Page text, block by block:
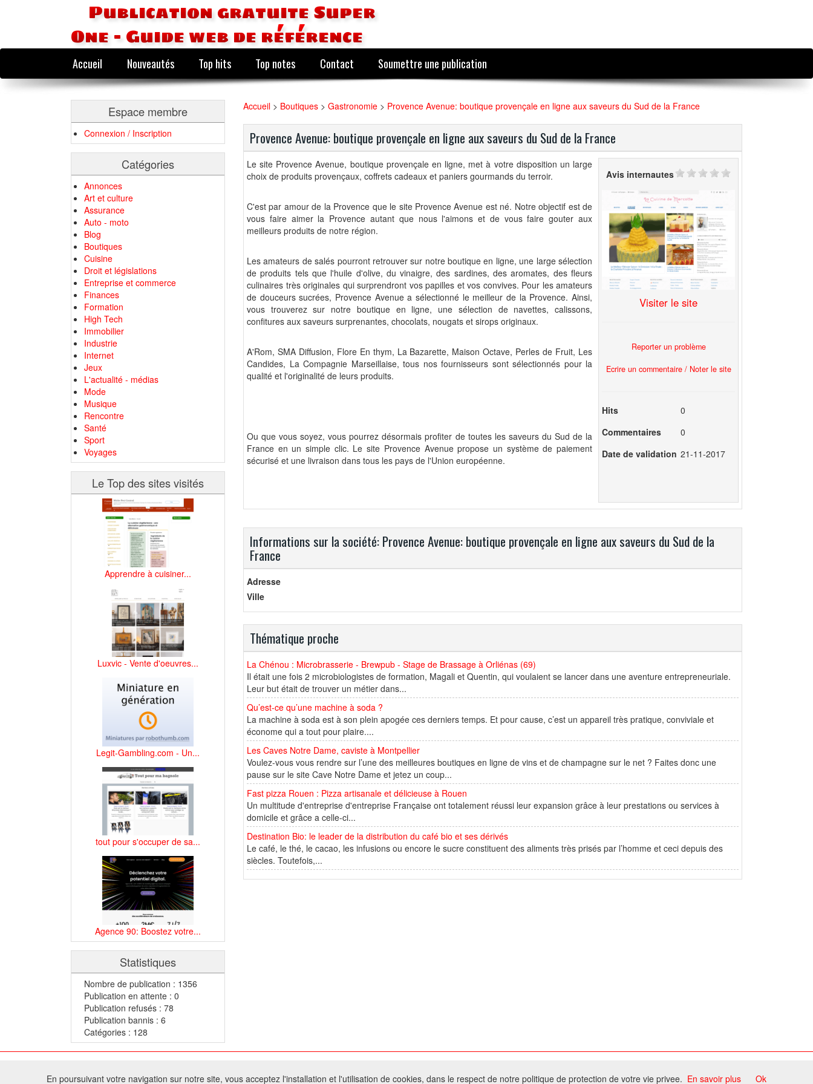
Publication gratuite Super
One - Guide web de référence
Accueil Nouveautés Top hits Top notes Contact Soumettre une publication
Espace membre
Connexion / Inscription
Catégories
Annonces
Art et culture
Assurance
Auto - moto
Blog
Boutiques
Cuisine
Droit et législations
Entreprise et commerce
Finances
Formation
High Tech
Immobilier
Industrie
Internet
Jeux
L'actualité - médias
Mode
Musique
Rencontre
Santé
Sport
Voyages
Le Top des sites visités
Apprendre à cuisiner...
Luxvic - Vente d'oeuvres...
Legit-Gambling.com - Un...
tout pour s'occuper de sa...
Agence 90: Boostez votre...
Statistiques
Nombre de publication : 1356
Publication en attente : 0
Publication refusés : 78
Publication bannis : 6
Catégories : 128
Accueil > Boutiques > Gastronomie > Provence Avenue: boutique provençale en ligne aux saveurs du Sud de la France
Provence Avenue: boutique provençale en ligne aux saveurs du Sud de la France
Le site Provence Avenue, boutique provençale en ligne, met à votre disposition un large
choix de produits provençaux, coffrets cadeaux et paniers gourmands du terroir.
C'est par amour de la Provence que le site Provence Avenue est né. Notre objectif est de
vous faire aimer la Provence autant que nous l'aimons et de vous faire gouter aux
meilleurs produits de notre région.
Les amateurs de salés pourront retrouver sur notre boutique en ligne, une large sélection
de produits tels que l'huile d'olive, du vinaigre, des sardines, des aromates, des fleurs
culinaires très originales qui surprendront vos papilles et vos convives. Pour les amateurs
de douceurs sucrées, Provence Avenue a sélectionné le meilleur de la Provence. Ainsi,
vous trouverez sur notre boutique en ligne, une sélection de navettes, calissons,
confitures aux saveurs surprenantes, chocolats, nougats et sirops originaux.
A'Rom, SMA Diffusion, Flore En thym, La Bazarette, Maison Octave, Perles de Fruit, Les
Candides, La Compagnie Marseillaise, tous nos fournisseurs sont sélectionnés pour la
qualité et l'originalité de leurs produits.
Ou que vous soyez, vous pourrez désormais profiter de toutes les saveurs du Sud de la
France en un simple clic. Le site Provence Avenue propose un système de paiement
sécurisé et une livraison dans tous les pays de l'Union européenne.
Avis internautes
Visiter le site
Reporter un problème
Ecrire un commentaire / Noter le site
Hits
0
Commentaires
0
Date de validation 21-11-2017
Informations sur la société: Provence Avenue: boutique provençale en ligne aux saveurs du Sud de la
France
Adresse
Ville
Thématique proche
La Chénou : Microbrasserie - Brewpub - Stage de Brassage à Orliénas (69)
Il était une fois 2 microbiologistes de formation, Magali et Quentin, qui voulaient se lancer dans une aventure entrepreneuriale.
Leur but était de trouver un métier dans...
Qu’est-ce qu’une machine à soda ?
La machine à soda est à son plein apogée ces derniers temps. Et pour cause, c’est un appareil très pratique, conviviale et
économe qui a tout pour plaire....
Les Caves Notre Dame, caviste à Montpellier
Voulez-vous vous rendre sur l’une des meilleures boutiques en ligne de vins et de champagne sur le net ? Faites donc une
pause sur le site Cave Notre Dame et jetez un coup...
Fast pizza Rouen : Pizza artisanale et délicieuse à Rouen
Un multitude d'entreprise d'entreprise Française ont totalement réussi leur expansion grâce à leur prestations ou services à
domicile et grâce a celle-ci...
Destination Bio: le leader de la distribution du café bio et ses dérivés
Le café, le thé, le cacao, les infusions ou encore le sucre constituent des aliments très prisés par l’homme et ceci depuis des
siècles. Toutefois,...
Tous droits réservés - Toute reproduction du contenu de ce site, même partielle, est interdite sans accord du propriétaire.
En poursuivant votre navigation sur notre site, vous acceptez l'installation et l'utilisation de cookies, dans le respect de notre politique de protection de votre vie privee. En savoir plus Ok